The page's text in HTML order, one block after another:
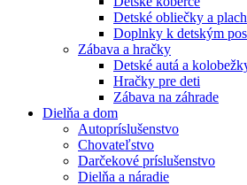
Detské obliečky a
Doplnky k detským
Zábava a hračky
Detské autá a
Hračky pre deti
Zábava na záhrade
Dielňa a dom
Autopríslušenstvo
Chovateľstvo
Darčekové príslušenstvo
Dielňa a náradie